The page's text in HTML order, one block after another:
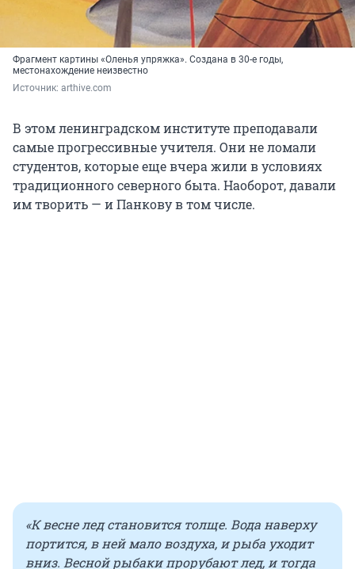
Фрагмент картины «Оленья упряжка». Создана в 30-е годы,
местонахождение неизвестно
Источник: arthive.com
В этом ленинградском институте преподавали
самые прогрессивные учителя. Они не ломали
студентов, которые еще вчера жили в условиях
традиционного северного быта. Наоборот, давали
им творить — и Панкову в том числе.
«К весне лед становится толще. Вода наверху
портится, в ней мало воздуха, и рыба уходит
вниз. Весной рыбаки прорубают лед, и тогда